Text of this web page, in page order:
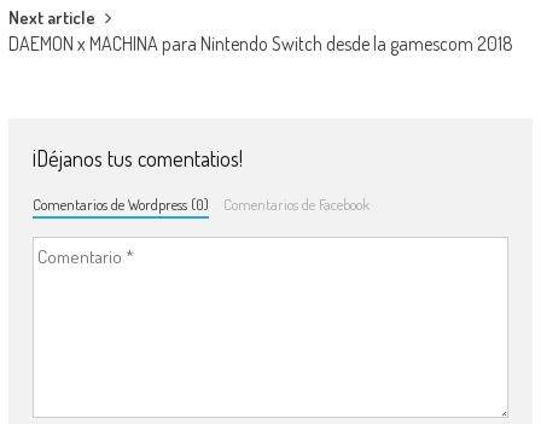
Next article
DAEMON x MACHINA para Nintendo Switch desde la gamescom 2018
¡Déjanos tus comentatios!
Comentarios de Wordpress (0) Comentarios de Facebook